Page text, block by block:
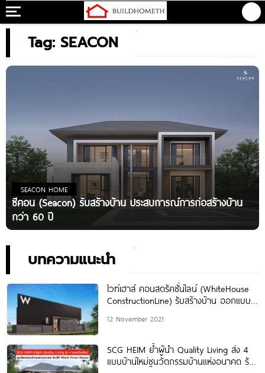
Tag: SEACON
SEACON HOME
ซีคอน (Seacon) รับสร้างบ้าน ประสบการณ์การก่อสร้างบ้าน
กว่า 60 ปี
บทความแนะนำ
ไวท์เฮาส์ คอนสตรัคชั่นไลน์ (WhiteHouse
ConstructionLine) รับสร้างบ้าน ออกแบบ
12 November 2021
SCG HEIM ย้ำผู้นำ Quality Living ส่ง 4
แบบบ้านใหม่ชูนวัตกรรมบ้านแห่งอนาคต รับ